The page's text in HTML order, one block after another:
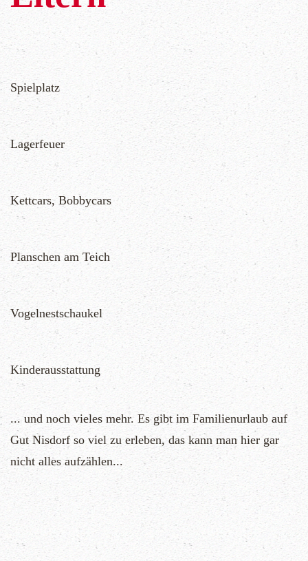
Spielplatz
Lagerfeuer
Kettcars, Bobbycars
Planschen am Teich
Vogelnestschaukel
Kinderausstattung
... und noch vieles mehr. Es gibt im Familienurlaub auf
Gut Nisdorf so viel zu erleben, das kann man hier gar
nicht alles aufzählen...